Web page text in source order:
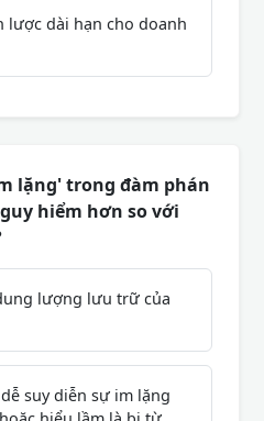
lược dài hạn cho doanh
lặng' trong đàm phán
hiểm hơn so với
lượng lưu trữ của
suy diễn sự im lặng